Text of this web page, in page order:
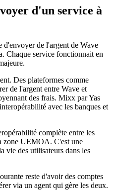
d'un service à
de l'argent de Wave
Chaque service fonctionnait en
Des plateformes comme
de l'argent entre Wave et
des frais. Mixx par Yas
avec les banques et
complète entre les
zone UEMOA. C'est une
vie des utilisateurs dans les
reste d'avoir des comptes
via un agent qui gère les deux.